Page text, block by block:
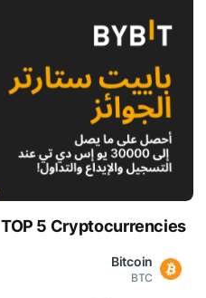
TOP 5 Cryptocurrencies
Bitcoin
BTC